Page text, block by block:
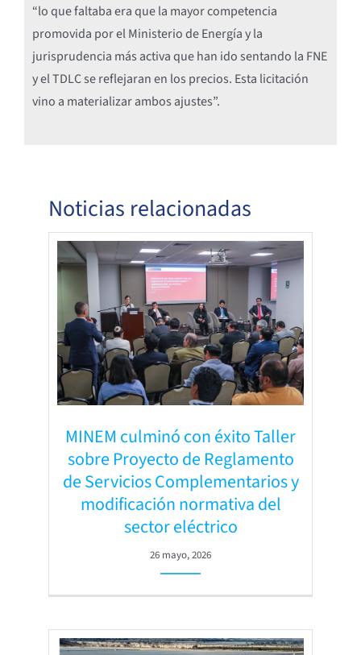
“lo que faltaba era que la mayor competencia
promovida por el Ministerio de Energía y la
jurisprudencia más activa que han ido sentando la FNE
y el TDLC se reflejaran en los precios. Esta licitación
vino a materializar ambos ajustes”.
Noticias relacionadas
MINEM culminó con éxito Taller
sobre Proyecto de Reglamento
de Servicios Complementarios y
modificación normativa del
sector eléctrico
26 mayo, 2026